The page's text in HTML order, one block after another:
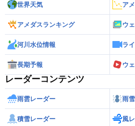
世界天気 ア
アメダスランキング ウ
河川水位情報 ラ
長期予報 ウ
レーダーコンテンツ
雨雲レーダー 雨
積雪レーダー 風